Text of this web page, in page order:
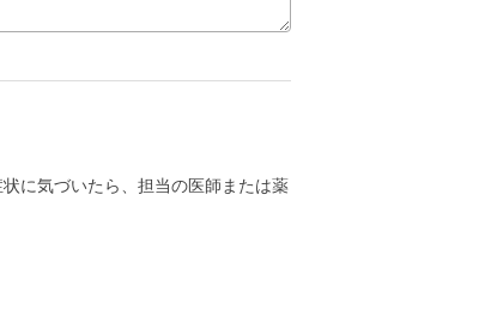
に気づいたら、担当の医師または薬